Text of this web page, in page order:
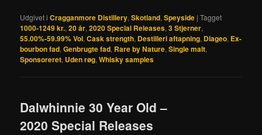
Udgivet i Cragganmore Distillery,Skotland,Speyside |Tagget
1000-1249 kr.,20 år,2020 Special Releases,3 Stjerner,
55.00%-59.99% Vol,Cask strength, Destilleri aftapning, Diageo, Ex-
bourbon fad,Genbrugte fad, Rare by Nature,Single malt,
Sponsoreret, Uden røg,Whisky samples
Dalwhinnie 30 Year Old –
2020 Special Releases